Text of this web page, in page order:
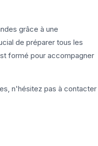
grâce à une
de préparer tous les
formé pour accompagner
n'hésitez pas à contacter